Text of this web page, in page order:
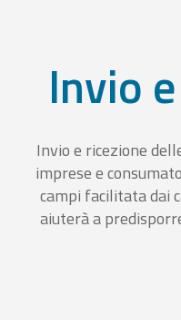
Invio
Invio e ricezione
imprese e
campi facilitata dai
aiuterà a